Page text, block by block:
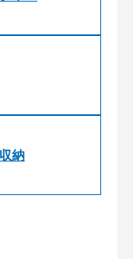
納